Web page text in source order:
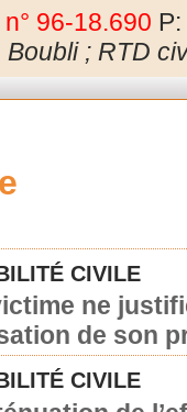
96-18.690 P:
; RTD
CIVILE
ne
de son
CIVILE